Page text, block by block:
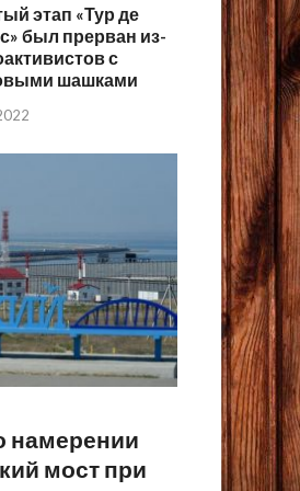
этап «Тур де
был прерван из-
с
шашками
намерении
мост при